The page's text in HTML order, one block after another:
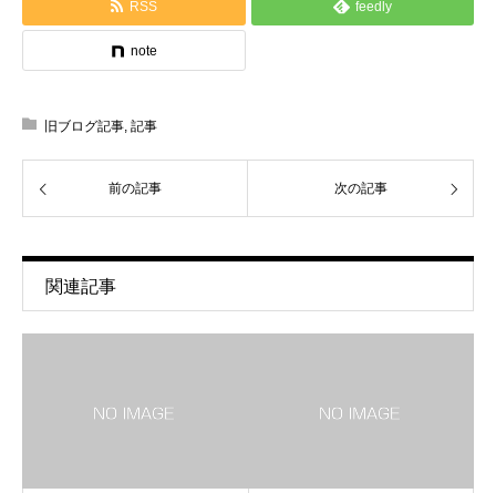
RSS feedly
note
旧ブログ記事 記事
前の記事 次の記事
関連記事